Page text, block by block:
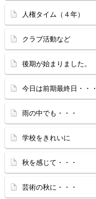
人権タイム（４年）
クラブ活動など
後期が始まりました。
今日は前期最終日・・・
雨の中でも・・・
学校をきれいに
秋を感じて・・・
芸術の秋に・・・